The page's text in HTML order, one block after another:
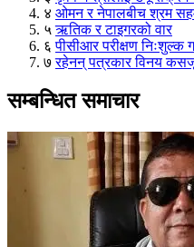
४ ओमन र नेपालबीच श्रम
५ ऋतिक र टाइगरको वार
६ पीसीआर परीक्षण निःशुल्क
७ रहेनन् पत्रकार विनय
सम्बन्धित समाचार